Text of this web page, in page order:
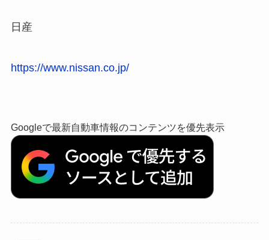
日産
https://www.nissan.co.jp/
Googleで最新自動車情報のコンテンツを優先表示